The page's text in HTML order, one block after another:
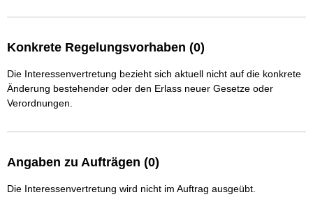
Konkrete Regelungsvorhaben (0)
Die Interessenvertretung bezieht sich aktuell nicht auf die konkrete
Änderung bestehender oder den Erlass neuer Gesetze oder
Verordnungen.
Angaben zu Aufträgen (0)
Die Interessenvertretung wird nicht im Auftrag ausgeübt.